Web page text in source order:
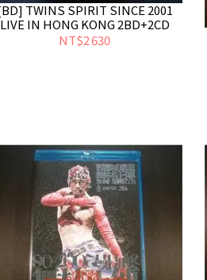
TWINS SPIRIT SINCE 2001
LIVE IN HONG KONG 2BD+2CD
NT$2 630